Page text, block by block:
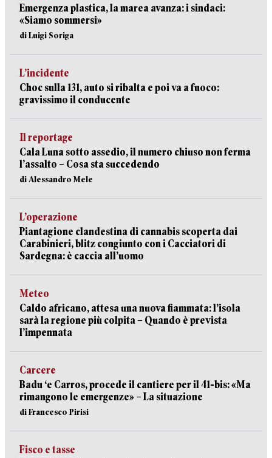
Emergenza plastica, la marea avanza: i sindaci:
«Siamo sommersi»
di Luigi Soriga
L’incidente
Choc sulla 131, auto si ribalta e poi va a fuoco:
gravissimo il conducente
Il reportage
Cala Luna sotto assedio, il numero chiuso non ferma
l’assalto – Cosa sta succedendo
di Alessandro Mele
L’operazione
Piantagione clandestina di cannabis scoperta dai
Carabinieri, blitz congiunto con i Cacciatori di
Sardegna: è caccia all’uomo
Meteo
Caldo africano, attesa una nuova fiammata: l’isola
sarà la regione più colpita – Quando è prevista
l’impennata
Carcere
Badu ‘e Carros, procede il cantiere per il 41-bis: «Ma
rimangono le emergenze» – La situazione
di Francesco Pirisi
Fisco e tasse